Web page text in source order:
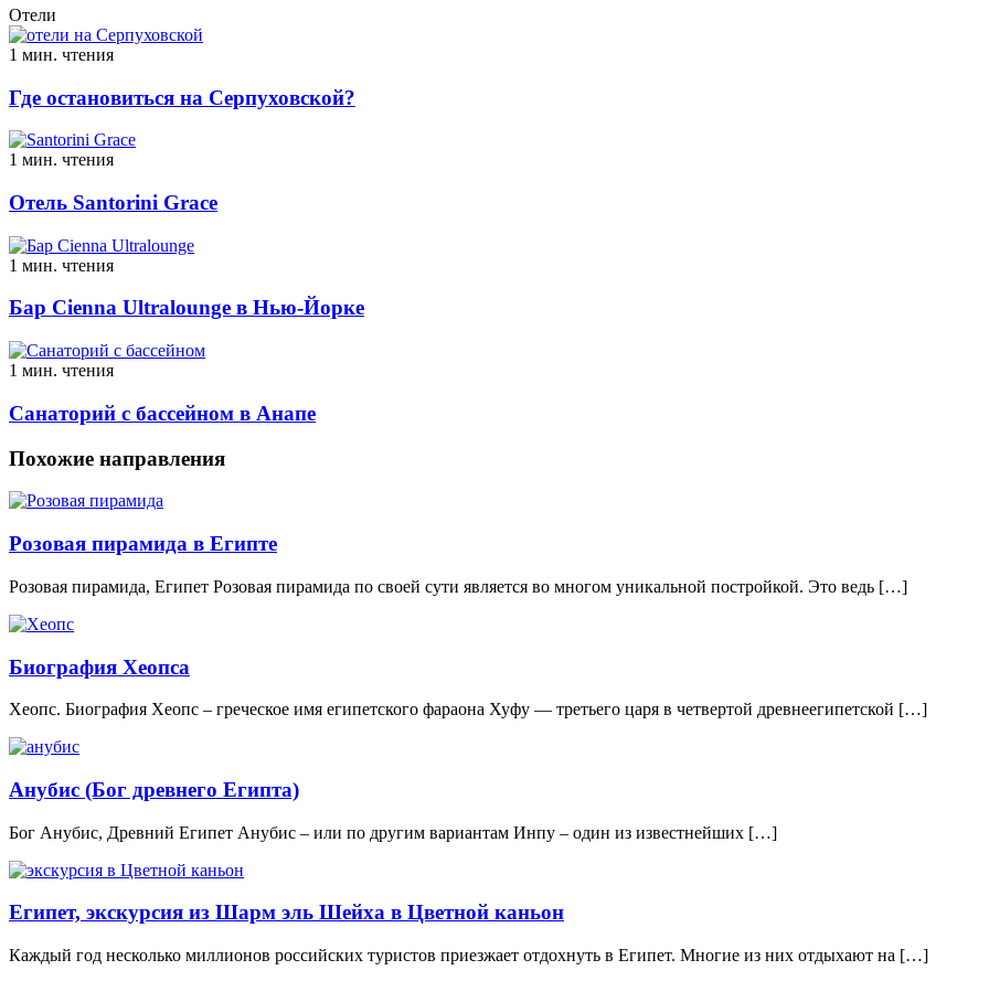
Отели
1 мин. чтения
Где остановиться на Серпуховской?
1 мин. чтения
Отель Santorini Grace
1 мин. чтения
Бар Cienna Ultralounge в Нью-Йорке
1 мин. чтения
Санаторий с бассейном в Анапе
Похожие направления
Розовая пирамида в Египте
Розовая пирамида, Египет Розовая пирамида по своей сути является во многом уникальной постройкой. Это ведь […]
Биография Хеопса
Хеопс. Биография Хеопс – греческое имя египетского фараона Хуфу — третьего царя в четвертой древнеегипетской […]
Анубис (Бог древнего Египта)
Бог Анубис, Древний Египет Анубис – или по другим вариантам Инпу – один из известнейших […]
Египет, экскурсия из Шарм эль Шейха в Цветной каньон
Каждый год несколько миллионов российских туристов приезжает отдохнуть в Египет. Многие из них отдыхают на […]